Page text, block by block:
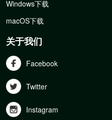
Windows下载
macOS下载
关于我们
Facebook
Twitter
Instagram